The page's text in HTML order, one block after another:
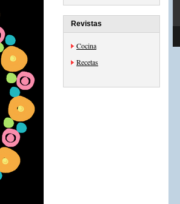
Revistas
Cocina
Recetas